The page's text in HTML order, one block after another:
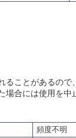
ることがあるので
場合には使用を中
頻度不明